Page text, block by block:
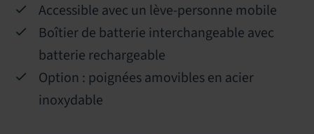
Accessible avec un lève-personne mobile
Boîtier de batterie interchangeable avec
batterie rechargeable
Option : poignées amovibles en acier
inoxydable